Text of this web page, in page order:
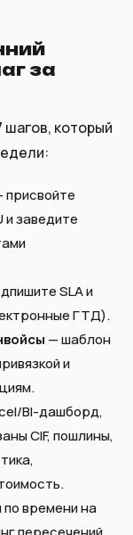
за
который
присвойте
заведите
SLA и
ГТД).
— шаблон
и
BI-дашборд,
CIF, пошлины,
времени на